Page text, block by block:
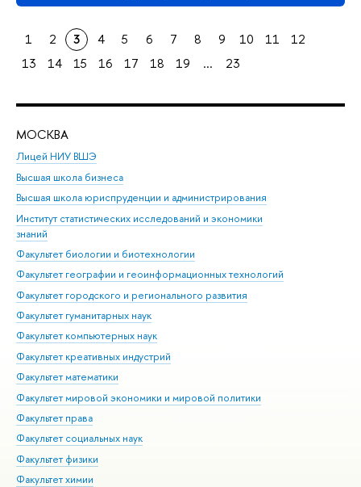
1 2 3 4 5 6 7 8 9 10 11
12
13
14 15 16 17 18 19 ... 23
МОСКВА
Лицей НИУ ВШЭ
Высшая школа бизнеса
Высшая школа юриспруденции и администрирования
Институт статистических исследований и экономики
знаний
Факультет биологии и биотехнологии
Факультет географии и геоинформационных технологий
Факультет городского и регионального развития
Факультет гуманитарных наук
Факультет компьютерных наук
Факультет креативных индустрий
Факультет математики
Факультет мировой экономики и мировой политики
Факультет права
Факультет социальных наук
Факультет физики
Факультет химии